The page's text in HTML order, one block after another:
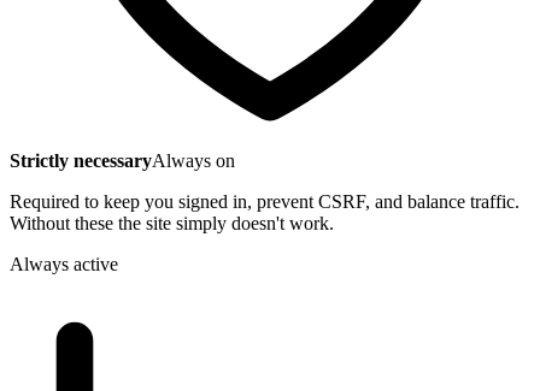
Strictly necessaryAlways on
Required to keep you signed in, prevent CSRF, and balance traffic.
Without these the site simply doesn't work.
Always active